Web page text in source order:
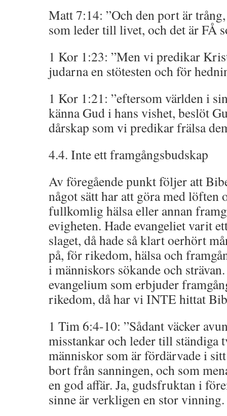
Matt 7:14: ”Och den port är
som leder till livet, och det är FÅ
1 Kor 1:23: ”Men vi predikar
judarna en stötesten och för
1 Kor 1:21: ”eftersom världen i
känna Gud i hans vishet, beslöt
dårskap som vi predikar frälsa
4.4. Inte ett framgångsbudskap
Av föregående punkt följer att
något sätt har att göra med löften
fullkomlig hälsa eller annan
evigheten. Hade evangeliet varit
slaget, då hade så klart oerhört
på, för rikedom, hälsa och
i människors sökande och
evangelium som erbjuder
rikedom, då har vi INTE hittat
1 Tim 6:4-10: ”Sådant väcker
misstankar och leder till ständiga
människor som är fördärvade i
bort från sanningen, och som
en god affär. Ja, gudsfruktan i
sinne är verkligen en stor vinning.